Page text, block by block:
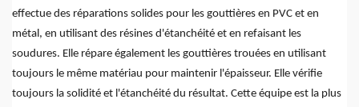
effectue des réparations solides pour les gouttières en PVC et en
métal, en utilisant des résines d'étanchéité et en refaisant les
soudures. Elle répare également les gouttières trouées en utilisant
toujours le même matériau pour maintenir l'épaisseur. Elle vérifie
toujours la solidité et l'étanchéité du résultat. Cette équipe est la plus